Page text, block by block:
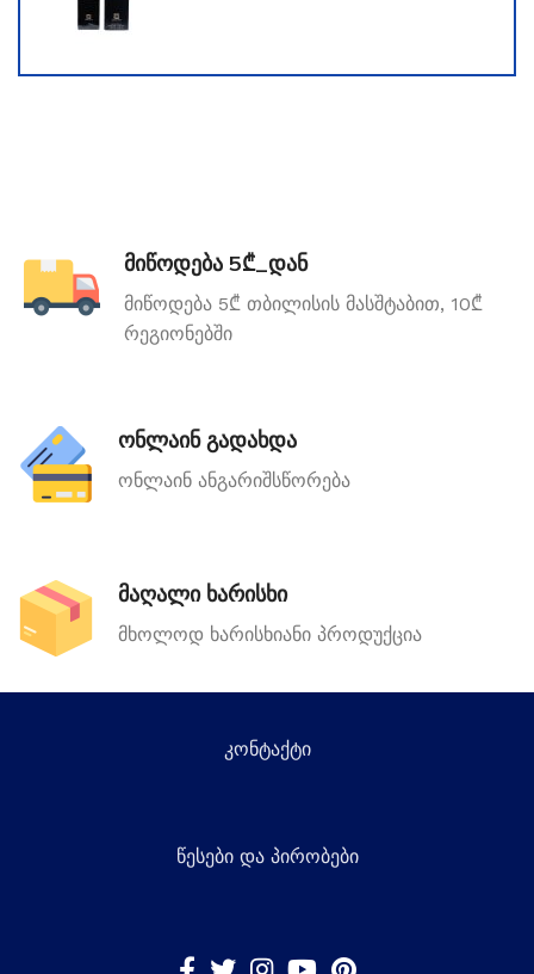
მიწოდება 5₾_დან
მიწოდება 5₾ თბილისის მასშტაბით, 10₾
რეგიონებში
ონლაინ გადახდა
ონლაინ ანგარიშსწორება
მაღალი ხარისხი
მხოლოდ ხარისხიანი პროდუქცია
კონტაქტი
წესები და პირობები